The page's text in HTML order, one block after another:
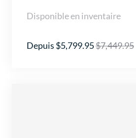
Disponible en inventaire
Depuis $5,799.95$7,449.95